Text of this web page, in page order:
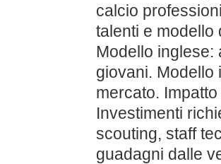
calcio
talenti e modello
Modello inglese:
giovani. Modello
mercato.
Investimenti
scouting, staff
guadagni dalle